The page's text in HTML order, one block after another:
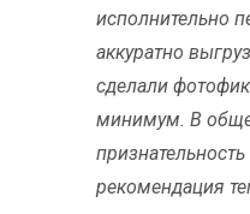
исполнительно
аккуратно
сделали
минимум. В
рекомендация